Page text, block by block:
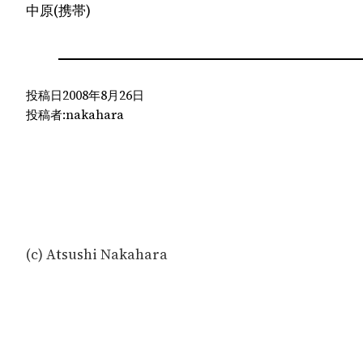
中原(携帯)
投稿日2008年8月26日
投稿者:nakahara
(c) Atsushi Nakahara